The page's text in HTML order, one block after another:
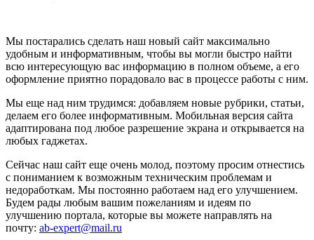
Мы постарались сделать наш новый сайт максимально
удобным и информативным, чтобы вы могли быстро найти
всю интересующую вас информацию в полном объеме, а его
оформление приятно порадовало вас в процессе работы с ним.
Мы еще над ним трудимся: добавляем новые рубрики, статьи,
делаем его более информативным. Мобильная версия сайта
адаптирована под любое разрешение экрана и открывается на
любых гаджетах.
Сейчас наш сайт еще очень молод, поэтому просим отнестись
с пониманием к возможным техническим проблемам и
недоработкам. Мы постоянно работаем над его улучшением.
Будем рады любым вашим пожеланиям и идеям по
улучшению портала, которые вы можете направлять на
почту: ab-expert@mail.ru